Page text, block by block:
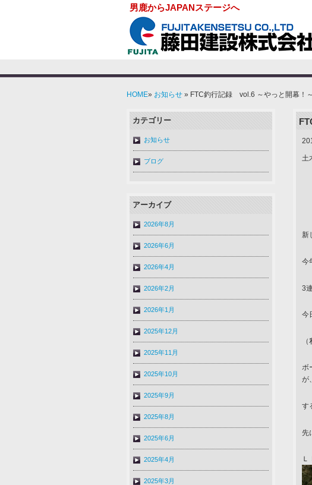
男鹿からJAPANステージへ
HOME» お知らせ » FTC釣行記録 vol.6 ～やっと開幕！～
カテゴリー
お知らせ
ブログ
アーカイブ
2026年8月
2026年6月
2026年4月
2026年2月
2026年1月
2025年12月
2025年11月
2025年10月
2025年9月
2025年8月
2025年6月
2025年4月
2025年3月
土
新
今
3
今
ボ
が
す
先
Ｌ